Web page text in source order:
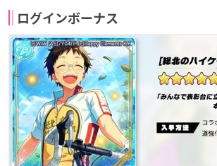
ログインボーナス